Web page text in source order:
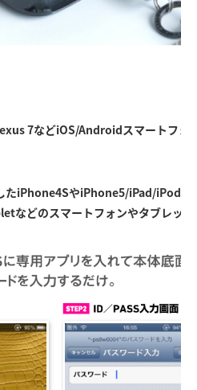
7などiOS/Androidスマートフォ
たiPhone4SやiPhone5/iPad/iPod
などのスマートフォンやタブレッ